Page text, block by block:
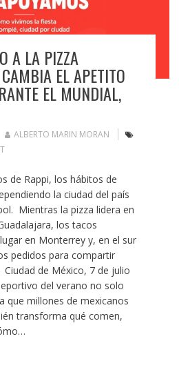
A LA PIZZA
EL APETITO
EL MUNDIAL,
ALBERTO MARIN MORAN
de Rappi, los hábitos de
la ciudad del país
Mientras la pizza lidera en
los tacos
en Monterrey y, en el sur
pedidos para compartir
de México, 7 de julio
del verano no solo
que millones de mexicanos
transforma qué comen,